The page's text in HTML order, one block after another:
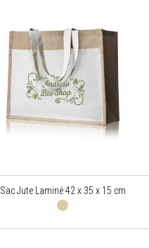
Sac Jute Laminé 42 x 35 x 15 cm